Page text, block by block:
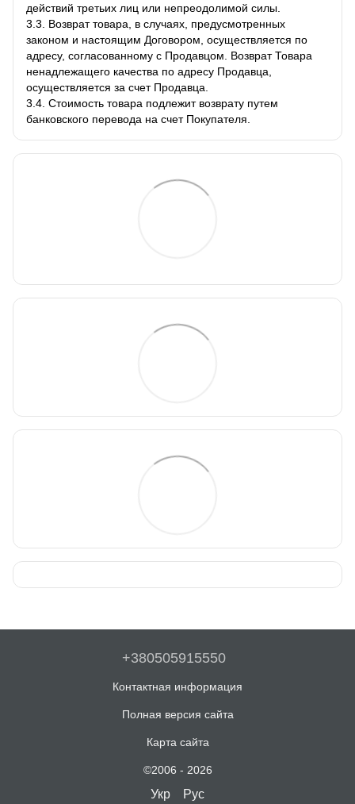
действий третьих лиц или непреодолимой силы.
3.3. Возврат товара, в случаях, предусмотренных
законом и настоящим Договором, осуществляется по
адресу, согласованному с Продавцом. Возврат Товара
ненадлежащего качества по адресу Продавца,
осуществляется за счет Продавца.
3.4. Стоимость товара подлежит возврату путем
банковского перевода на счет Покупателя.
+380505915550
Контактная информация
Полная версия сайта
Карта сайта
©2006 - 2026
Укр Рус